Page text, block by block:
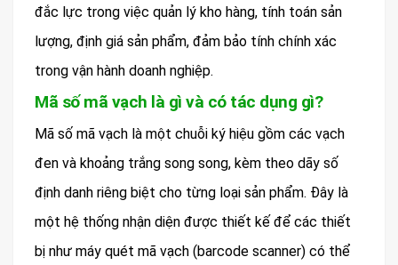
đắc lực trong việc quản lý kho hàng, tính toán sản
lượng, định giá sản phẩm, đảm bảo tính chính xác
trong vận hành doanh nghiệp.
Mã số mã vạch là gì và có tác dụng gì?
Mã số mã vạch là một chuỗi ký hiệu gồm các vạch
đen và khoảng trắng song song, kèm theo dãy số
định danh riêng biệt cho từng loại sản phẩm. Đây là
một hệ thống nhận diện được thiết kế để các thiết
bị như máy quét mã vạch (barcode scanner) có thể